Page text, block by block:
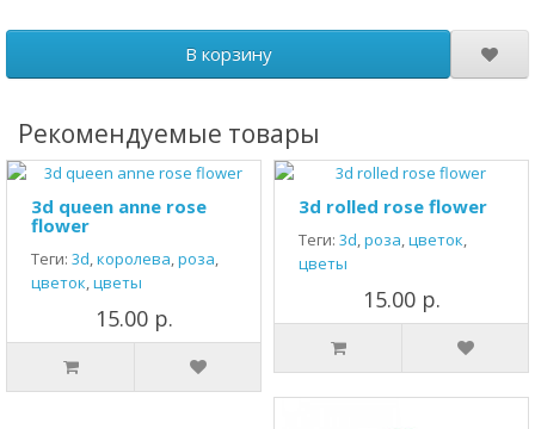
В корзину
Рекомендуемые товары
3d queen anne rose
flower
Теги: 3d,королева,роза,
цветок,цветы
15.00 р.
3d rolled rose flower
Теги: 3d,роза,цветок,
цветы
15.00 р.